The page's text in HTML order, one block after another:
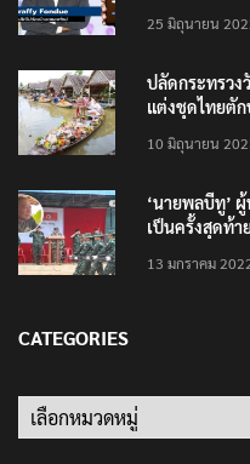
25 มิถุนายน
ปลัดกระทรวง
แต่งชุดไทยตัก
10 มิถุนายน
‘นายพลบีทู’
เป็นครั้งสุดท้
13 มกราคม
CATEGORIES